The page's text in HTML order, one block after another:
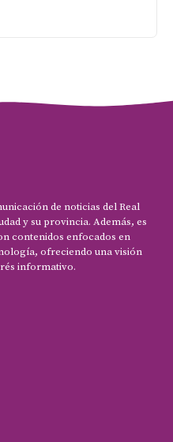
de noticias del Real
y su provincia. Además, es
contenidos enfocados en
ofreciendo una visión
informativo.